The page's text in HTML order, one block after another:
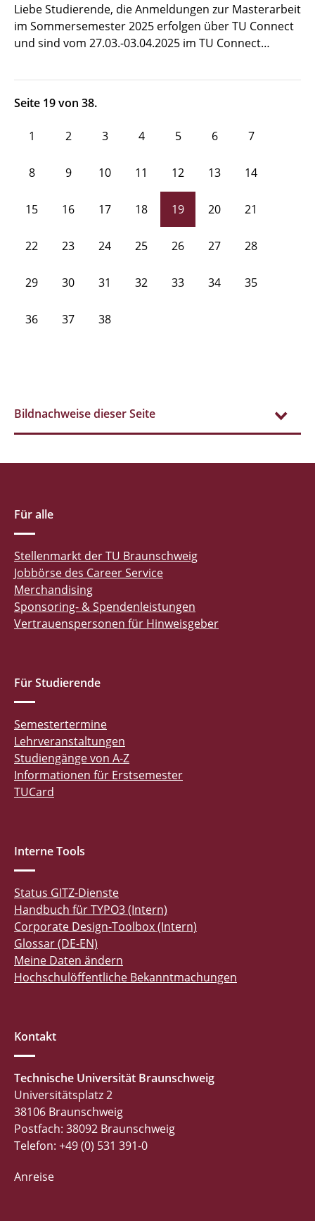
Liebe Studierende, die Anmeldungen zur Masterarbeit
im Sommersemester 2025 erfolgen über TU Connect
und sind vom 27.03.-03.04.2025 im TU Connect…
Seite 19 von 38.
1 2 3 4 5 6 7
8 9 10 11 12 13 14
15 16 17 18 19 20 21
22 23 24 25 26 27 28
29 30 31 32 33 34 35
36 37 38
Bildnachweise dieser Seite
Für alle
Stellenmarkt der TU Braunschweig
Jobbörse des Career Service
Merchandising
Sponsoring- & Spendenleistungen
Vertrauenspersonen für Hinweisgeber
Für Studierende
Semestertermine
Lehrveranstaltungen
Studiengänge von A-Z
Informationen für Erstsemester
TUCard
Interne Tools
Status GITZ-Dienste
Handbuch für TYPO3 (Intern)
Corporate Design-Toolbox (Intern)
Glossar (DE-EN)
Meine Daten ändern
Hochschulöffentliche Bekanntmachungen
Kontakt
Technische Universität Braunschweig
Universitätsplatz 2
38106 Braunschweig
Postfach: 38092 Braunschweig
Telefon: +49 (0) 531 391-0
Anreise